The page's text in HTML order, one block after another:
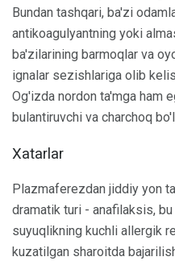
Bundan tashqari, ba'zi
antikoagulyantning yoki
ba'zilarining barmoqlar va
ignalar sezishlariga olib
Og'izda nordon ta'mga ham
bulantiruvchi va charchoq
Xatarlar
Plazmaferezdan jiddiy yon
dramatik turi - anafilaksis,
suyuqlikning kuchli allergik
kuzatilgan sharoitda